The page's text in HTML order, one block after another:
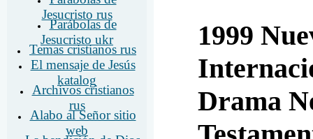
Jesucristo rus
Parábolas de
Jesucristo ukr
Temas cristianos rus
El mensaje de Jesús
katalog
Archivos cristianos
rus
Alabo al Señor sitio
web
1999
Drama